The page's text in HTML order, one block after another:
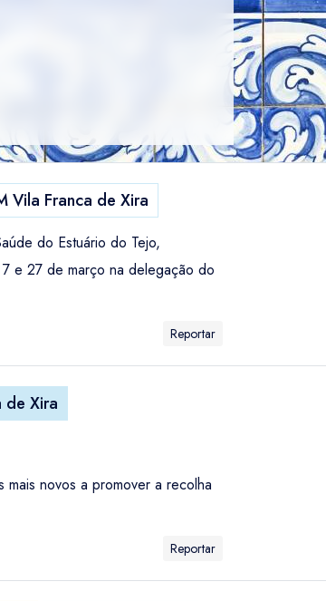
Vila Franca de Xira
do Estuário do Tejo,
e 27 de março na delegação do
Reportar
de Xira
novos a promover a recolha
Reportar